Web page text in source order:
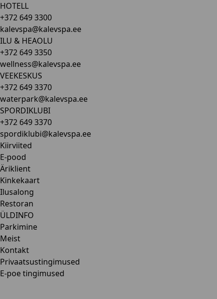
HOTELL
+372 649 3300
kalevspa@kalevspa.ee
ILU & HEAOLU
+372 649 3350
wellness@kalevspa.ee
VEEKESKUS
+372 649 3370
waterpark@kalevspa.ee
SPORDIKLUBI
+372 649 3370
spordiklubi@kalevspa.ee
Kiirviited
E-pood
Äriklient
Kinkekaart
Ilusalong
Restoran
ÜLDINFO
Parkimine
Meist
Kontakt
Privaatsustingimused
E-poe tingimused